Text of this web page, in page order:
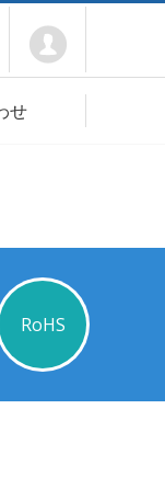
ニューを開く
せ
RoHS